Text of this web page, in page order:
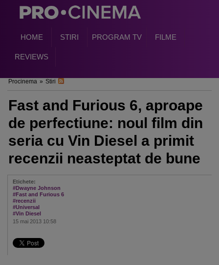
HOME STIRI PROGRAM TV FILME
REVIEWS
Procinema » Stiri
Fast and Furious 6, aproape
de perfectiune: noul film din
seria cu Vin Diesel a primit
recenzii neasteptat de bune
Etichete:
#Dwayne Johnson
#Fast and Furious 6
#recenzii
#Universal
#Vin Diesel
15 mai 2013 10:58